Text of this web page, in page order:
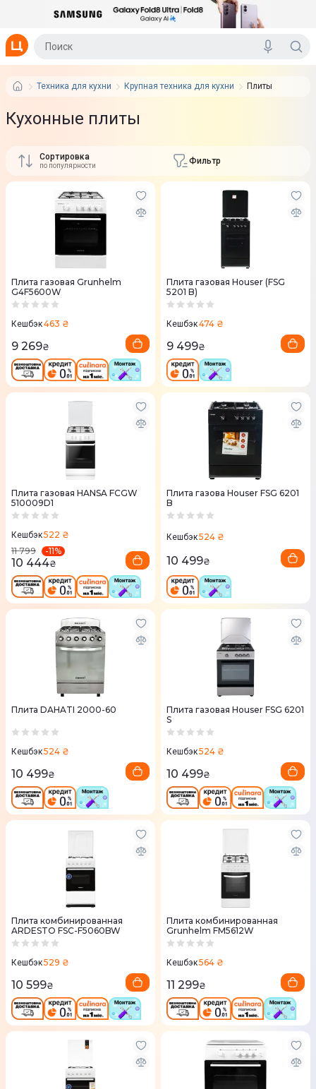
Техника для кухни Крупная техника для кухни Плиты
Кухонные плиты
Сортировка
по популярности Фильтр
Плита газовая Grunhelm
G4F5600W
Кешбэк463 ₴
9 269₴
Плита газовая Houser (FSG
5201 B)
Кешбэк474 ₴
9 499₴
Плита газовая HANSA FCGW
510009D1
Кешбэк522 ₴
11 799
-11%
10 444₴
Плита газова Houser FSG 6201
B
Кешбэк524 ₴
10 499₴
Плита DAHATI 2000-60
Кешбэк524 ₴
10 499₴
Плита газовая Houser FSG 6201
S
Кешбэк524 ₴
10 499₴
Плита комбинированная
ARDESTO FSC-F5060BW
Кешбэк529 ₴
10 599₴
Плита комбинированная
Grunhelm FM5612W
Кешбэк564 ₴
11 299₴